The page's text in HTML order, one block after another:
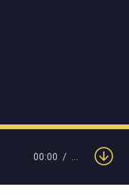
00:00 …